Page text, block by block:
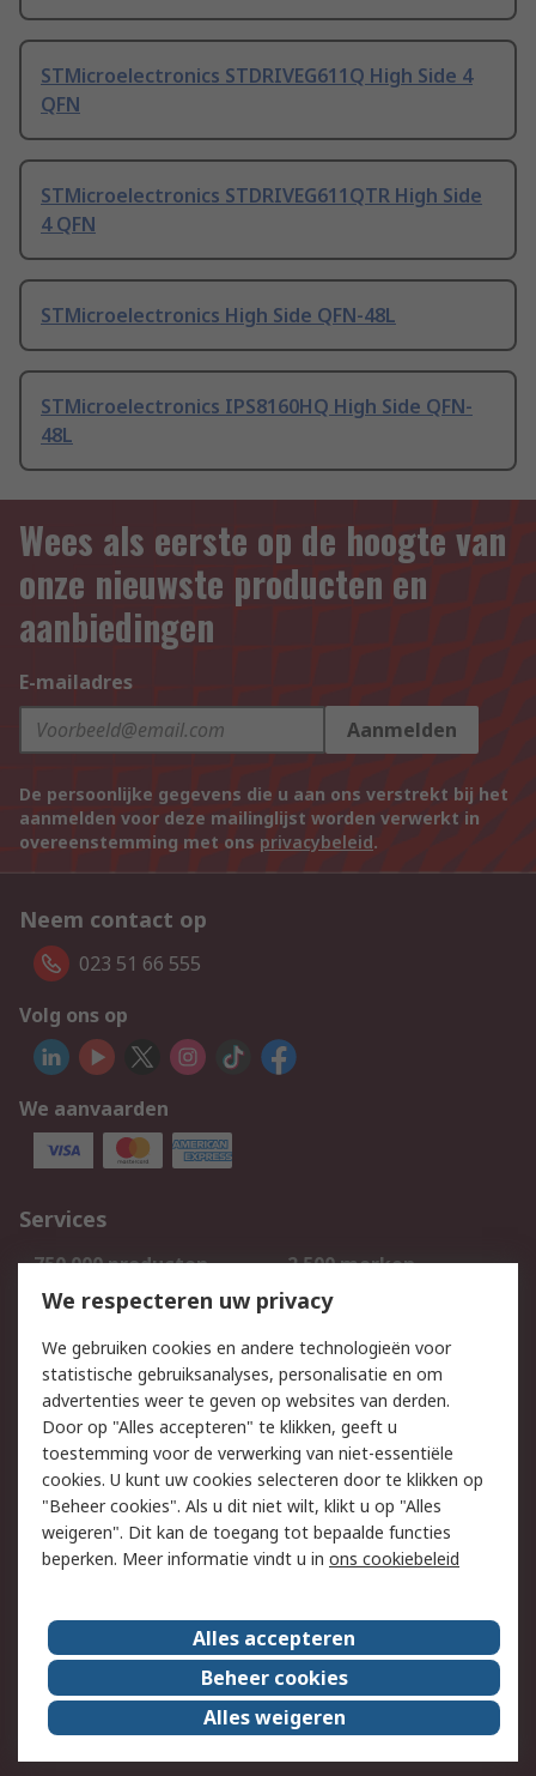
STMicroelectronics STDRIVEG611Q High Side 4
QFN
STMicroelectronics STDRIVEG611QTR High Side
4 QFN
STMicroelectronics High Side QFN-48L
STMicroelectronics IPS8160HQ High Side QFN-
48L
Wees als eerste op de hoogte van
onze nieuwste producten en
aanbiedingen
E-mailadres
Aanmelden
De persoonlijke gegevens die u aan ons verstrekt bij het
aanmelden voor deze mailinglijst worden verwerkt in
overeenstemming met ons privacybeleid.
Neem contact op
023 51 66 555
Volg ons op
We aanvaarden
Services
750.000 producten
2.500 merken
Bestellen
Inkoopoplossingen
Track & Trace
Wettelijk
Cookiebeleid
Email veiligheid
Privacybeleid
Websitevoorwaarden
Algemene
verkoopvoorwaarden
Over RS
RS Group
Over ons
RS wereldwijd
Werken bij RS
ESG
We respecteren uw privacy
We gebruiken cookies en andere technologieën voor
statistische gebruiksanalyses, personalisatie en om
advertenties weer te geven op websites van derden.
Door op "Alles accepteren" te klikken, geeft u
toestemming voor de verwerking van niet-essentiële
cookies. U kunt uw cookies selecteren door te klikken op
"Beheer cookies". Als u dit niet wilt, klikt u op "Alles
weigeren". Dit kan de toegang tot bepaalde functies
beperken. Meer informatie vindt u in ons cookiebeleid
Alles accepteren
Beheer cookies
Alles weigeren